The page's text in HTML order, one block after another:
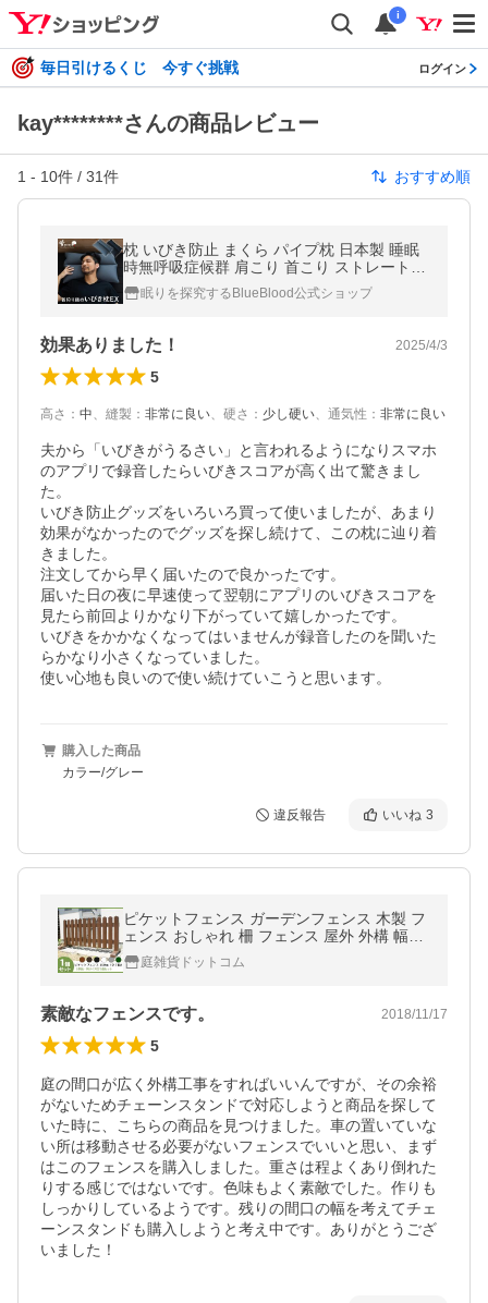
i
毎日引けるくじ 今すぐ挑戦 ログイン
kay********さんの商品レビュー
1 - 10件 / 31件 おすすめ順
枕 いびき防止 まくら パイプ枕 日本製 睡眠
時無呼吸症候群 肩こり 首こり ストレートネ
ック 首狩り族のいびき枕EX 高さ調整
眠りを探究するBlueBlood公式ショップ
効果ありました！ 2025/4/3
5
高さ ： 中、 縫製 ： 非常に良い、 硬さ ： 少し硬い、 通気性 ： 非常に良い
夫から「いびきがうるさい」と言われるようになりスマホ
のアプリで録音したらいびきスコアが高く出て驚きまし
た。
いびき防止グッズをいろいろ買って使いましたが、あまり
効果がなかったのでグッズを探し続けて、この枕に辿り着
きました。
注文してから早く届いたので良かったです。
届いた日の夜に早速使って翌朝にアプリのいびきスコアを
見たら前回よりかなり下がっていて嬉しかったです。
いびきをかかなくなってはいませんが録音したのを聞いた
らかなり小さくなっていました。
使い心地も良いので使い続けていこうと思います。
購入した商品
カラー/グレー
違反報告 いいね 3
ピケットフェンス ガーデンフェンス 木製 フ
ェンス おしゃれ 柵 フェンス 屋外 外構 幅15
0cm 高さ80cm 置くだけ 庭 玄関 駐車場 洋風
飛び出し防止
庭雑貨ドットコム
素敵なフェンスです。 2018/11/17
5
庭の間口が広く外構工事をすればいいんですが、その余裕
がないためチェーンスタンドで対応しようと商品を探して
いた時に、こちらの商品を見つけました。車の置いていな
い所は移動させる必要がないフェンスでいいと思い、まず
はこのフェンスを購入しました。重さは程よくあり倒れた
りする感じではないです。色味もよく素敵でした。作りも
しっかりしているようです。残りの間口の幅を考えてチェ
ーンスタンドも購入しようと考え中です。ありがとうござ
いました！